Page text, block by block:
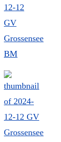
12-12
GV
Grossensee
BM